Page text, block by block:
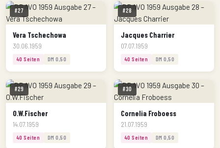
#27
Vera Tschechowa
30.06.1959
40 Seiten DM 0,50
#28
Jacques Charrier
07.07.1959
40 Seiten DM 0,50
#29
O.W.Fischer
14.07.1959
40 Seiten DM 0,50
#30
Cornelia Froboess
21.07.1959
40 Seiten DM 0,50